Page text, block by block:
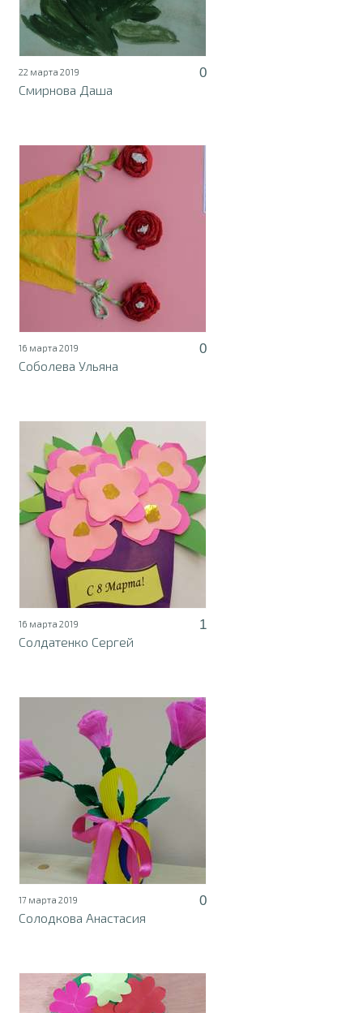
22 марта 2019
0
Смирнова Даша
16 марта 2019
0
Соболева Ульяна
16 марта 2019
1
Солдатенко Сергей
17 марта 2019
0
Солодкова Анастасия